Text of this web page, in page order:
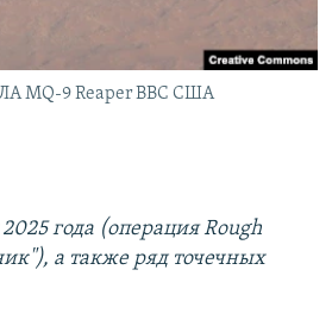
MQ-9 Reaper ВВС США
года (операция Rough
а также ряд точечных